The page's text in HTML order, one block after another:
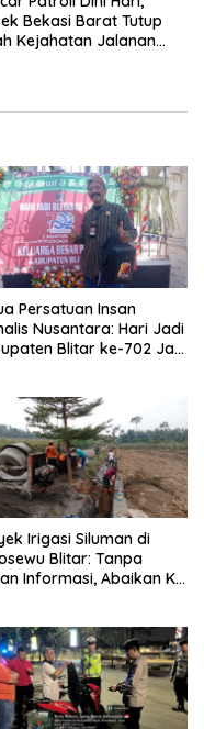
Bekasi Barat Tutup
Kejahatan Jalanan
Persatuan Insan
Nusantara: Hari Jadi
Blitar ke-702 Jadi
Irigasi Siluman di
Blitar: Tanpa
Informasi, Abaikan K3,